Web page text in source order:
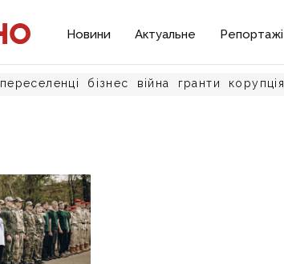
Новини Актуальне Репортажі
переселенці бізнес війна гранти корупція